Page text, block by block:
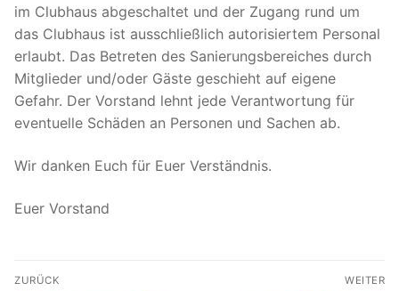
im Clubhaus abgeschaltet und der Zugang rund um
das Clubhaus ist ausschließlich autorisiertem Personal
erlaubt. Das Betreten des Sanierungsbereiches durch
Mitglieder und/oder Gäste geschieht auf eigene
Gefahr. Der Vorstand lehnt jede Verantwortung für
eventuelle Schäden an Personen und Sachen ab.
Wir danken Euch für Euer Verständnis.
Euer Vorstand
Beitragsnavigation
ZURÜCK WEITER